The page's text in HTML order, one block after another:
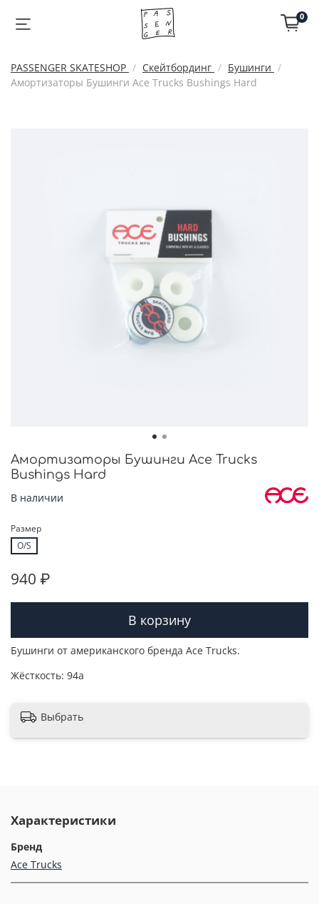
0
PASSENGER SKATESHOP Скейтбординг
Бушинги
Амортизаторы Бушинги Ace Trucks Bushings Hard
Амортизаторы Бушинги Ace Trucks
Bushings Hard
В наличии
Размер
O/S
940 ₽
В корзину
Бушинги от американского бренда Ace Trucks.
Жёсткость: 94а
Выбрать
Характеристики
Бренд
Ace Trucks